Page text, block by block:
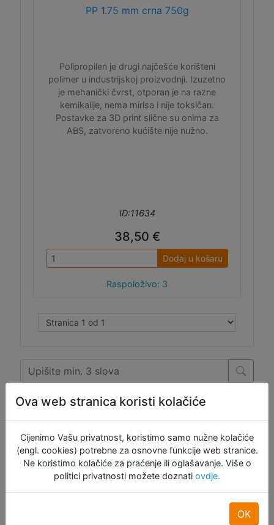
LJETNA AKCIJA
AKCIJA
RASPRODAJA
PP 1.75 mm crna 750g
Polipropilen je drugi najčešće korišteni
polimer u industrijskoj proizvodnji. Izuzetno
je mehanički čvrst, otporan je na razne
kemikalije, nema mirisa i nije toksičan.
Postavke za 3D print slične su onima za
ABS, zatvoreno kućište nije nužno.
ID:11634
38,50 €
Dodaj u košaru
Raspoloživo: 3
Ova web stranica koristi kolačiće
Cijenimo Vašu privatnost, koristimo samo nužne kolačiće
(engl. cookies) potrebne za osnovne funkcije web stranice.
Ne koristimo kolačiće za praćenje ili oglašavanje. Više o
politici privatnosti možete doznati ovdje.
OK